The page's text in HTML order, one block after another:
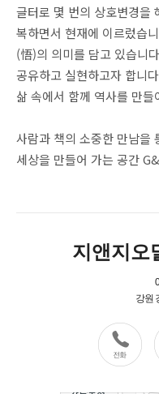
글터로 몇 번의 상호변경을
복하면서 현재에 이르렀습
(悟)의 의미를 담고 있습니
공유하고 실현하고자 합니
삶 속에서 함께 역사를 만들
사람과 책의 소중한 만남을
세상을 만들어 가는 공간